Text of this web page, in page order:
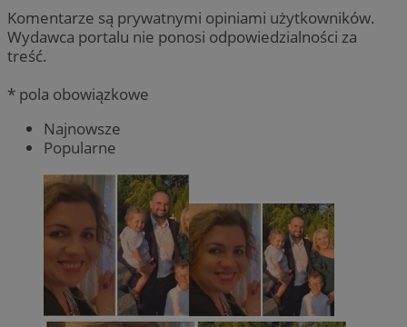
Komentarze są prywatnymi opiniami użytkowników.
Wydawca portalu nie ponosi odpowiedzialności za
treść.
* pola obowiązkowe
Najnowsze
Popularne